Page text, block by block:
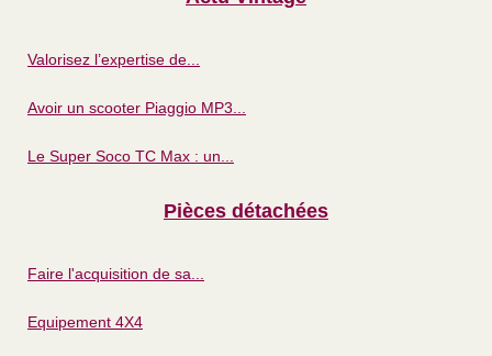
Valorisez l’expertise de...
Avoir un scooter Piaggio MP3...
Le Super Soco TC Max : un...
Pièces détachées
Faire l'acquisition de sa...
Equipement 4X4